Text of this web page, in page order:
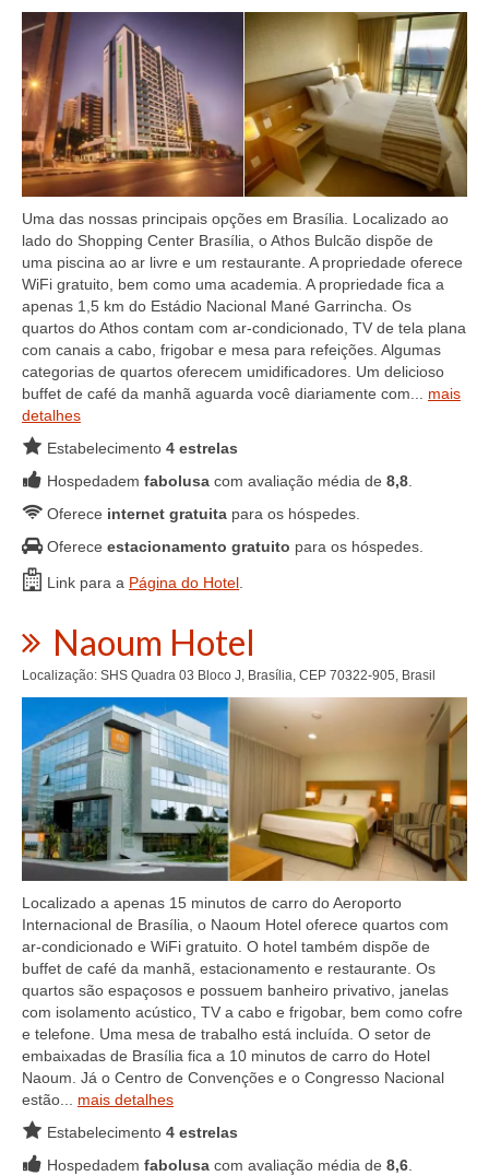
Uma das nossas principais opções em Brasília. Localizado ao
lado do Shopping Center Brasília, o Athos Bulcão dispõe de
uma piscina ao ar livre e um restaurante. A propriedade oferece
WiFi gratuito, bem como uma academia. A propriedade fica a
apenas 1,5 km do Estádio Nacional Mané Garrincha. Os
quartos do Athos contam com ar-condicionado, TV de tela plana
com canais a cabo, frigobar e mesa para refeições. Algumas
categorias de quartos oferecem umidificadores. Um delicioso
buffet de café da manhã aguarda você diariamente com... mais
detalhes
Estabelecimento 4 estrelas
Hospedadem fabolusa com avaliação média de 8,8
Oferece internet gratuita para os hóspedes.
Oferece estacionamento gratuito para os hóspedes.
Link para a Página do Hotel
Naoum Hotel
Localização: SHS Quadra 03 Bloco J, Brasília, CEP 70322-905, Brasil
Localizado a apenas 15 minutos de carro do Aeroporto
Internacional de Brasília, o Naoum Hotel oferece quartos com
ar-condicionado e WiFi gratuito. O hotel também dispõe de
buffet de café da manhã, estacionamento e restaurante. Os
quartos são espaçosos e possuem banheiro privativo, janelas
com isolamento acústico, TV a cabo e frigobar, bem como cofre
e telefone. Uma mesa de trabalho está incluída. O setor de
embaixadas de Brasília fica a 10 minutos de carro do Hotel
Naoum. Já o Centro de Convenções e o Congresso Nacional
estão... mais detalhes
Estabelecimento 4 estrelas
Hospedadem fabolusa com avaliação média de 8,6